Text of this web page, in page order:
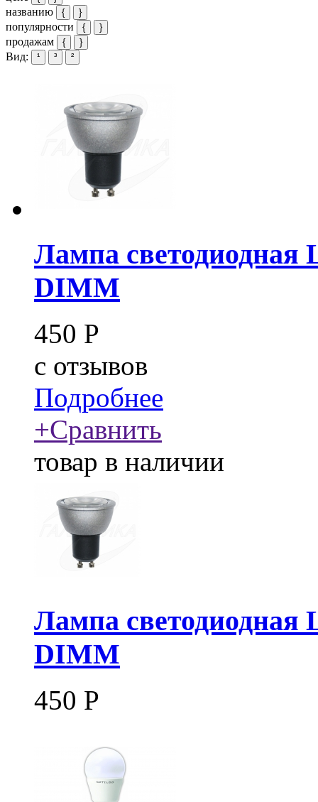
названию { }
популярности { }
продажам { }
Вид: ¹ ³ ²
Лампа светодиодная
DIMM
450 Р
c отзывов
Подробнее
+Сравнить
товар в наличии
Лампа светодиодная
DIMM
450 Р